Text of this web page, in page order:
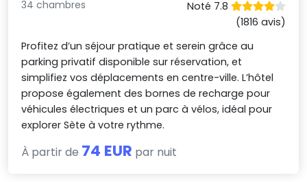
34 chambres
Noté 7.8
(1816 avis)
Profitez d’un séjour pratique et serein grâce au
parking privatif disponible sur réservation, et
simplifiez vos déplacements en centre-ville. L’hôtel
propose également des bornes de recharge pour
véhicules électriques et un parc à vélos, idéal pour
explorer Sète à votre rythme.
À partir de 74 EUR par nuit